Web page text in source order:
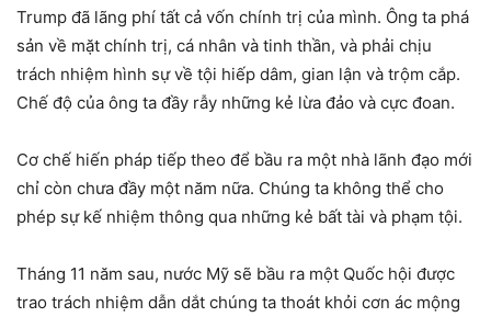
Trump đã lãng phí tất cả vốn chính trị của mình. Ông ta phá
sản về mặt chính trị, cá nhân và tinh thần, và phải chịu
trách nhiệm hình sự về tội hiếp dâm, gian lận và trộm cắp.
Chế độ của ông ta đầy rẫy những kẻ lừa đảo và cực đoan.
Cơ chế hiến pháp tiếp theo để bầu ra một nhà lãnh đạo mới
chỉ còn chưa đầy một năm nữa. Chúng ta không thể cho
phép sự kế nhiệm thông qua những kẻ bất tài và phạm tội.
Tháng 11 năm sau, nước Mỹ sẽ bầu ra một Quốc hội được
trao trách nhiệm dẫn dắt chúng ta thoát khỏi cơn ác mộng